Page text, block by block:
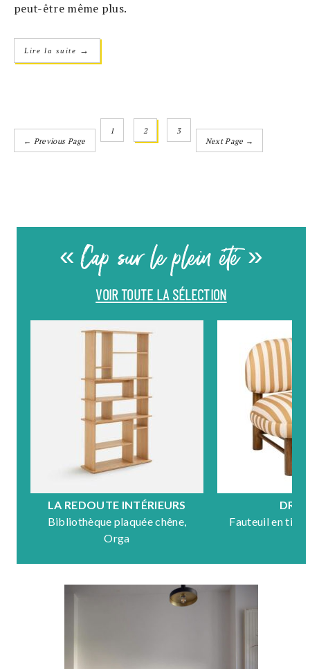
peut-être même plus.
Lire la suite →
← Previous Page
1 2
3
Next Page →
« Cap sur le plein été »
VOIR TOUTE LA SÉLECTION
LA REDOUTE INTÉRIEURS
Bibliothèque plaquée chêne,
Orga
Fauteuil en